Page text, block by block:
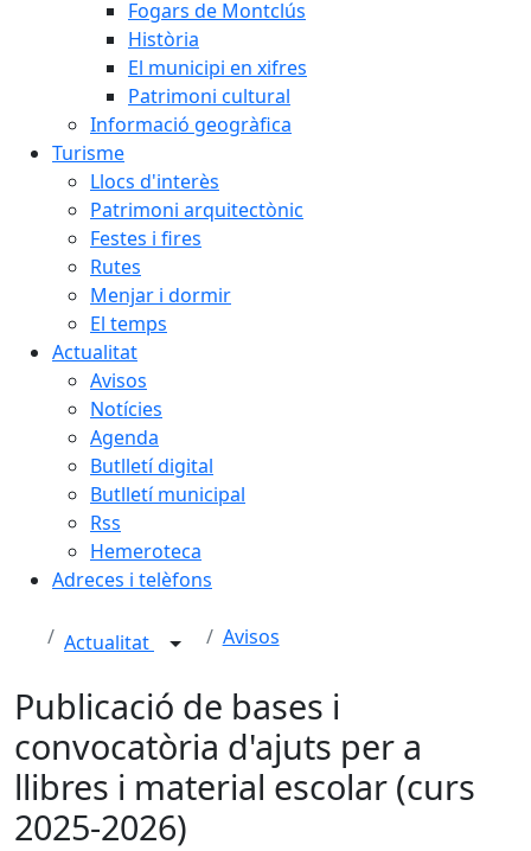
Fogars de Montclús
Història
El municipi en xifres
Patrimoni cultural
Informació geogràfica
Turisme
Llocs d'interès
Patrimoni arquitectònic
Festes i fires
Rutes
Menjar i dormir
El temps
Actualitat
Avisos
Notícies
Agenda
Butlletí digital
Butlletí municipal
Rss
Hemeroteca
Adreces i telèfons
Actualitat Avisos
Publicació de bases i
convocatòria d'ajuts per a
llibres i material escolar (curs
2025-2026)